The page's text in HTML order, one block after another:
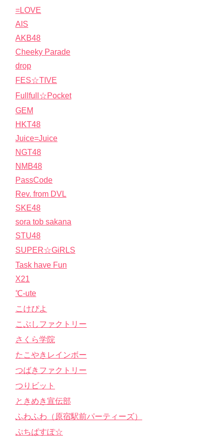
=LOVE
AIS
AKB48
Cheeky Parade
drop
FES☆TIVE
Fullfull☆Pocket
GEM
HKT48
Juice=Juice
NGT48
NMB48
PassCode
Rev. from DVL
SKE48
sora tob sakana
STU48
SUPER☆GiRLS
Task have Fun
X21
℃-ute
こけぴよ
こぶしファクトリー
さくら学院
たこやきレインボー
つばきファクトリー
つりビット
ときめき宣伝部
ふわふわ（原宿駅前パーティーズ）
ぷちぱすぽ☆